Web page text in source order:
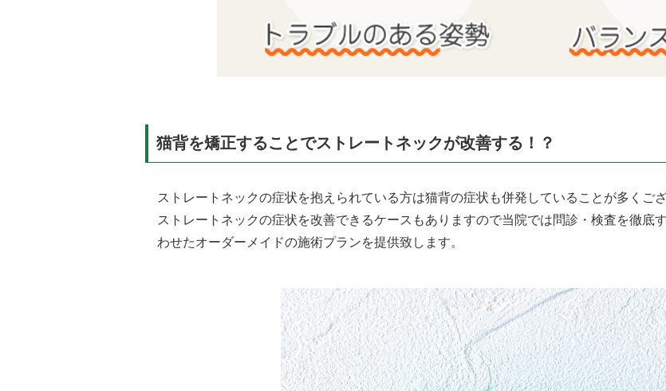
猫背を矯正することでストレートネックが改善する！？
ストレートネックの症状を抱えられている方は猫背の症状も併発していることが多くご
ストレートネックの症状を改善できるケースもありますので当院では問診・検査を徹底
わせたオーダーメイドの施術プランを提供致します。